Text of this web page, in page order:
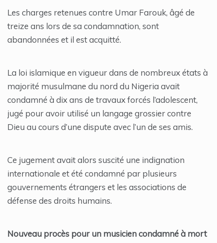
Les charges retenues contre Umar Farouk, âgé de
treize ans lors de sa condamnation, sont
abandonnées et il est acquitté.
La loi islamique en vigueur dans de nombreux états à
majorité musulmane du nord du Nigeria avait
condamné à dix ans de travaux forcés l’adolescent,
jugé pour avoir utilisé un langage grossier contre
Dieu au cours d’une dispute avec l’un de ses amis.
Ce jugement avait alors suscité une indignation
internationale et été condamné par plusieurs
gouvernements étrangers et les associations de
défense des droits humains.
Nouveau procès pour un musicien condamné à mort